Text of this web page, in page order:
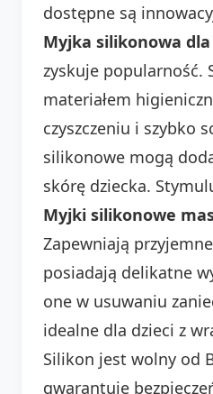
dostępne są
Myjka silikonowa
zyskuje popularność.
materiałem
czyszczeniu i szybko
silikonowe mogą
skórę dziecka.
Myjki silikonowe
Zapewniają
posiadają delikatne
one w usuwaniu
idealne dla dzieci z
Silikon jest wolny od
gwarantuje